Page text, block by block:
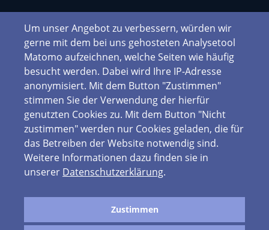
Um unser Angebot zu verbessern, würden wir
gerne mit dem bei uns gehosteten Analysetool
Matomo aufzeichnen, welche Seiten wie häufig
besucht werden. Dabei wird Ihre IP-Adresse
anonymisiert. Mit dem Button "Zustimmen"
stimmen Sie der Verwendung der hierfür
genutzten Cookies zu. Mit dem Button "Nicht
zustimmen" werden nur Cookies geladen, die für
das Betreiben der Website notwendig sind.
Weitere Informationen dazu finden sie in
unserer Datenschutzerklärung.
Zustimmen